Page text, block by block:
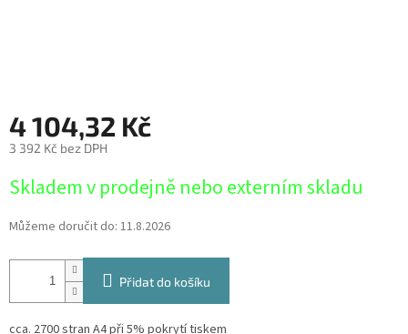
4 104,32 Kč
3 392 Kč bez DPH
cena:
Skladem v prodejně nebo externím skladu
Můžeme doručit do: 11.8.2026
Přidat do košíku
cca. 2700 stran A4 při 5% pokrytí tiskem